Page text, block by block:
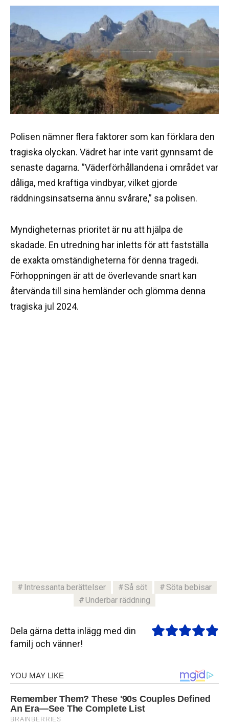
Polisen nämner flera faktorer som kan förklara den
tragiska olyckan. Vädret har inte varit gynnsamt de
senaste dagarna. ”Väderförhållandena i området var
dåliga, med kraftiga vindbyar, vilket gjorde
räddningsinsatserna ännu svårare,” sa polisen.
Myndigheternas prioritet är nu att hjälpa de
skadade. En utredning har inletts för att fastställa
de exakta omständigheterna för denna tragedi.
Förhoppningen är att de överlevande snart kan
återvända till sina hemländer och glömma denna
tragiska jul 2024.
Intressanta berättelser Så söt
Söta bebisar
Underbar räddning
Dela gärna detta inlägg med din
familj och vänner!